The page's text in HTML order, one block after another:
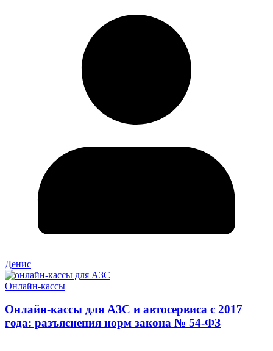
Денис
Онлайн-кассы
Онлайн-кассы для АЗС и автосервиса с 2017
года: разъяснения норм закона № 54-ФЗ